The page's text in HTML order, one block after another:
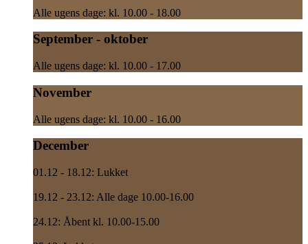
Alle ugens dage: kl. 10.00 - 18.00
September - oktober
Alle ugens dage: kl. 10.00 - 17.00
November
Alle ugens dage: kl. 10.00 - 16.00
December
01.12 - 18.12: Lukket
19.12 - 23.12: Alle dage 10.00-16.00
24.12: Åbent kl. 10.00-15.00